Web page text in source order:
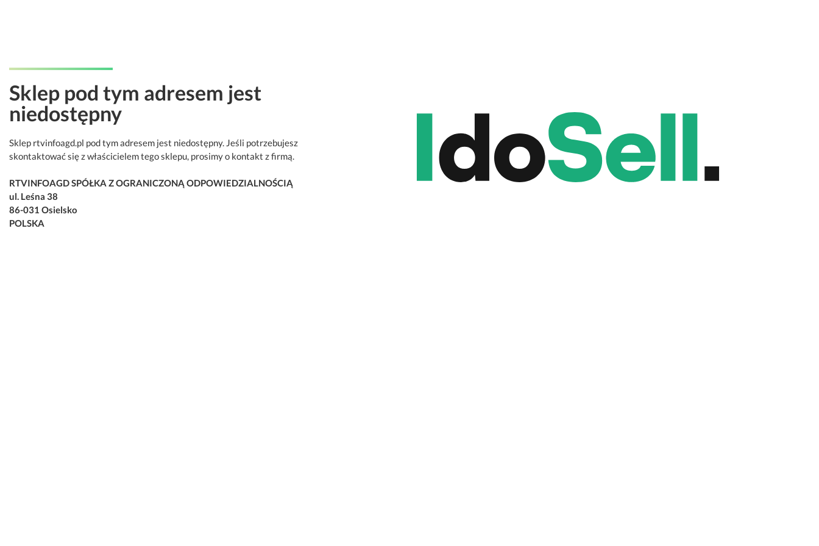
Sklep pod tym adresem jest
niedostępny
Sklep rtvinfoagd.pl pod tym adresem jest niedostępny. Jeśli potrzebujesz
skontaktować się z właścicielem tego sklepu, prosimy o kontakt z firmą.
RTVINFOAGD SPÓŁKA Z OGRANICZONĄ ODPOWIEDZIALNOŚCIĄ
ul. Leśna 38
86-031 Osielsko
POLSKA